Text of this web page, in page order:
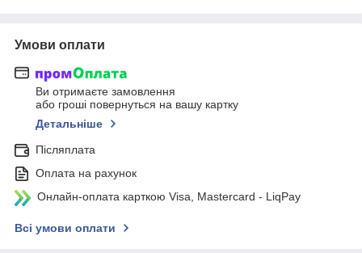
Умови оплати
Ви отримаєте замовлення
або гроші повернуться на вашу картку
Детальніше
Післяплата
Оплата на рахунок
Онлайн-оплата карткою Visa, Mastercard - LiqPay
Всі умови оплати